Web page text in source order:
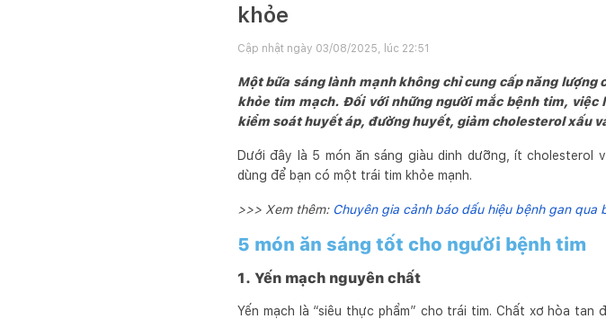
khỏe
Cập nhật ngày 03/08/2025, lúc 22:51
Một bữa sáng lành mạnh không chỉ cung cấp năng
khỏe tim mạch. Đối với những người mắc bệnh tim,
kiểm soát huyết áp, đường huyết, giảm cholesterol xấu
Dưới đây là 5 món ăn sáng giàu dinh dưỡng, ít
dùng để bạn có một trái tim khỏe mạnh.
>>> Xem thêm: Chuyên gia cảnh báo dấu hiệu bệnh gan qua
5 món ăn sáng tốt cho người bệnh tim
1. Yến mạch nguyên chất
Yến mạch là “siêu thực phẩm” cho trái tim. Chất xơ hòa